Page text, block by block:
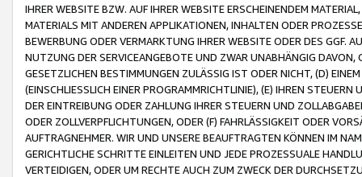
IHRER WEBSITE BZW. AUF IHRER WEBSITE ERSCHEINENDEM
MATERIALS MIT ANDEREN APPLIKATIONEN, INHALTEN ODER
BEWERBUNG ODER VERMARKTUNG IHRER WEBSITE ODER DES GGF.
NUTZUNG DER SERVICEANGEBOTE UND ZWAR UNABHÄNGIG
GESETZLICHEN BESTIMMUNGEN ZULÄSSIG IST ODER NICHT, (D)
(EINSCHLIESSLICH EINER PROGRAMMRICHTLINIE), (E) IHREN
DER EINTREIBUNG ODER ZAHLUNG IHRER STEUERN UND
ODER ZOLLVERPFLICHTUNGEN, ODER (F) FAHRLÄSSIGKEIT ODER
AUFTRAGNEHMER. WIR UND UNSERE BEAUFTRAGTEN KÖNNEN IM
GERICHTLICHE SCHRITTE EINLEITEN UND JEDE PROZESSUALE
VERTEIDIGEN, ODER UM RECHTE AUCH ZUM ZWECK DER